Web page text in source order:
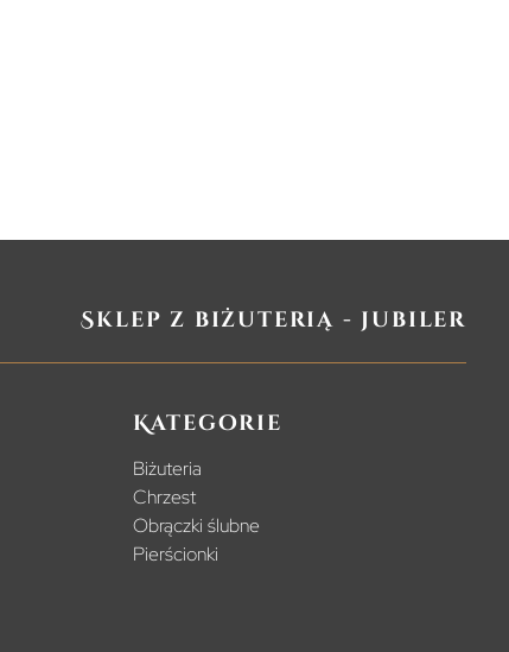
Sklep z biżuterią - jubiler
Kategorie
Biżuteria
Chrzest
Obrączki ślubne
Pierścionki